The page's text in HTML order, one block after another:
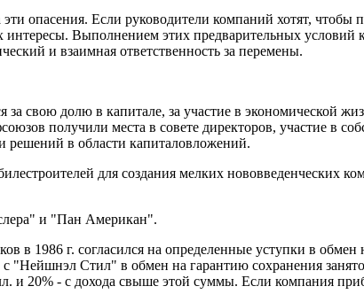
опасения. Если руководители компаний хотят,
Выполнением этих предварительных
и взаимная ответственность за перемены.
свою долю в капитале, за участие в экономичес­кой
получили места в совете директоров, участие в
решений в области капиталовложений.
для создания мелких нововведенческих
и "Пан Американ".
1986 г. согласился на определенные уступ­ки в
"Нейшнэл Стил" в обмен на гарантию сох­ранения
и 20% - с дохода свыше этой суммы. Если компания